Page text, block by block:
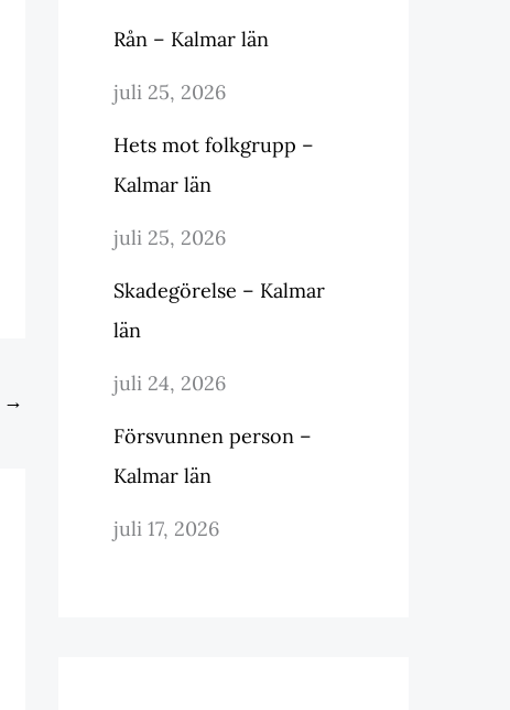
→
Rån – Kalmar län
juli 25, 2026
Hets mot folkgrupp –
Kalmar län
juli 25, 2026
Skadegörelse – Kalmar
län
juli 24, 2026
Försvunnen person –
Kalmar län
juli 17, 2026